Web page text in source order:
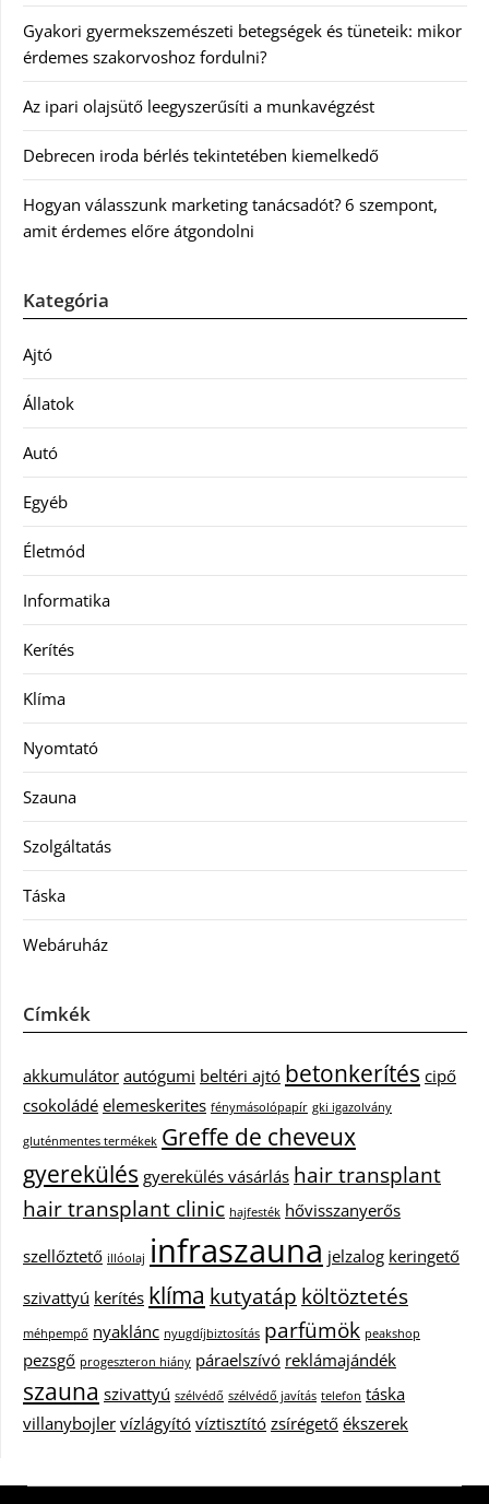
Gyakori gyermekszemészeti betegségek és tüneteik: mikor
érdemes szakorvoshoz fordulni?
Az ipari olajsütő leegyszerűsíti a munkavégzést
Debrecen iroda bérlés tekintetében kiemelkedő
Hogyan válasszunk marketing tanácsadót? 6 szempont,
amit érdemes előre átgondolni
Kategória
Ajtó
Állatok
Autó
Egyéb
Életmód
Informatika
Kerítés
Klíma
Nyomtató
Szauna
Szolgáltatás
Táska
Webáruház
Címkék
akkumulátor autógumi beltéri ajtó betonkerítés cipő
csokoládé elemeskerites fénymásolópapír gki igazolvány
gluténmentes termékek Greffe de cheveux
gyerekülés gyerekülés vásárlás hair transplant
hair transplant clinic hajfesték hővisszanyerős
szellőztető illóolaj infraszauna jelzalog keringető
szivattyú kerítés klíma kutyatáp költöztetés
méhpempő nyaklánc nyugdíjbiztosítás parfümök peakshop
pezsgő progeszteron hiány páraelszívó reklámajándék
szauna szivattyú szélvédő szélvédő javítás telefon táska
villanybojler vízlágyító víztisztító zsírégető ékszerek